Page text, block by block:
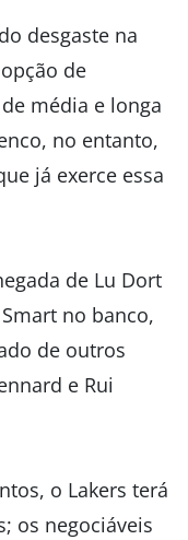
desgaste na
de
média e longa
no entanto,
já exerce essa
de Lu Dort
no banco,
de outros
e Rui
o Lakers terá
os negociáveis